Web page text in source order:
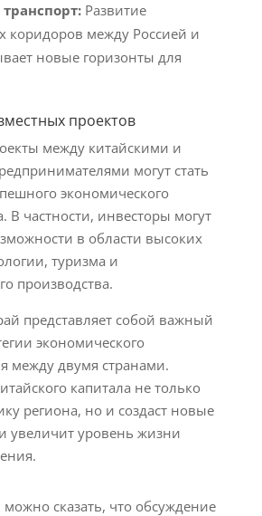
Развитие
коридоров между Россией и
новые горизонты для
проектов
между китайскими и
могут стать
экономического
В частности, инвесторы могут
в области высоких
туризма и
производства.
представляет собой важный
экономического
между двумя странами.
капитала не только
региона, но и создаст новые
увеличит уровень жизни
сказать, что обсуждение